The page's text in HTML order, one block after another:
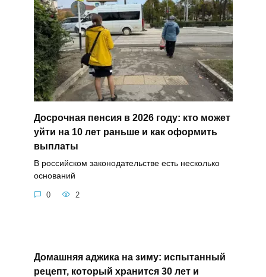
Досрочная пенсия в 2026 году: кто может
уйти на 10 лет раньше и как оформить
выплаты
В российском законодательстве есть несколько
оснований
0 2
Домашняя аджика на зиму: испытанный
рецепт, который хранится 30 лет и